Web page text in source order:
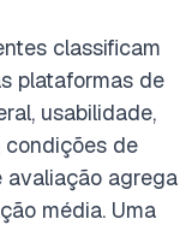
classificam
plataformas de
usabilidade,
condições de
avaliação agrega
média. Uma